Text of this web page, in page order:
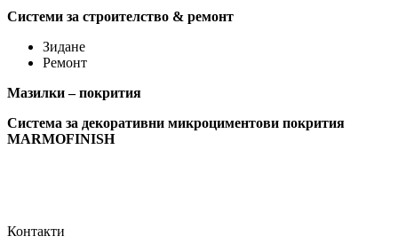
Системи за строителство & ремонт
Зидане
Ремонт
Мазилки – покрития
Система за декоративни микроциментови покрития
MARMOFINISH
Контакти